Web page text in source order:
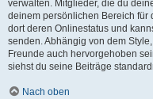
verwalten. Mitglieder, die du
deinem persönlichen Bereich für
dort deren Onlinestatus und
senden. Abhängig von dem
Freunde auch hervorgehoben
siehst du seine Beiträge
Nach oben